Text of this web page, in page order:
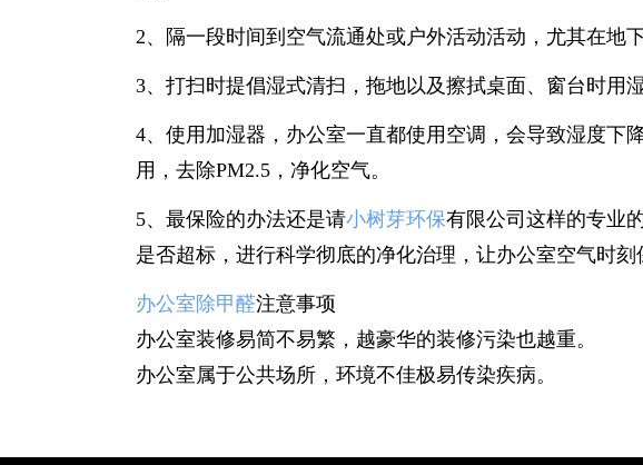
2、隔一段时间到空气流通处或户外活动活动，尤其在地
3、打扫时提倡湿式清扫，拖地以及擦拭桌面、窗台时用
4、使用加湿器，办公室一直都使用空调，会导致湿度下
用，去除PM2.5，净化空气。
5、最保险的办法还是请小树芽环保有限公司这样的专业
是否超标，进行科学彻底的净化治理，让办公室空气时刻
办公室除甲醛注意事项
办公室装修易简不易繁，越豪华的装修污染也越重。
办公室属于公共场所，环境不佳极易传染疾病。